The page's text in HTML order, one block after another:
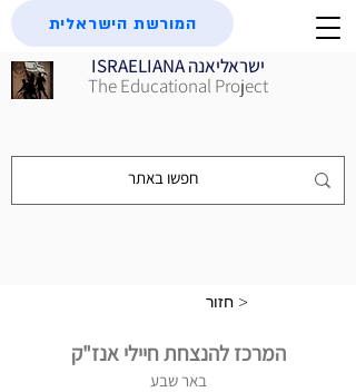
ISRAELIANA ישראליאנה
The Educational Project
המורשת הישראלית
חזור >
המרכז להנצחת חיילי אנז"ק
באר שבע